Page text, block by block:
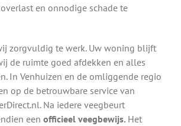
en onnodige schade te
zorgvuldig te werk. Uw woning blijft
de ruimte goed afdekken en alles
In Venhuizen en de omliggende regio
op de betrouwbare service van
Na iedere veegbeurt
een officieel veegbewijs. Het